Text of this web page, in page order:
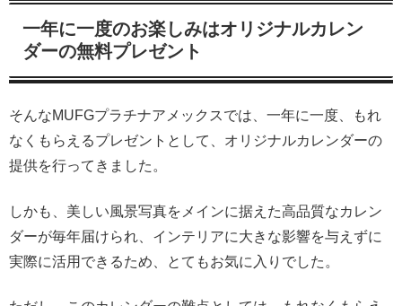
一年に一度のお楽しみはオリジナルカレン
ダーの無料プレゼント
そんなMUFGプラチナアメックスでは、一年に一度、もれ
なくもらえるプレゼントとして、オリジナルカレンダーの
提供を行ってきました。
しかも、美しい風景写真をメインに据えた高品質なカレン
ダーが毎年届けられ、インテリアに大きな影響を与えずに
実際に活用できるため、とてもお気に入りでした。